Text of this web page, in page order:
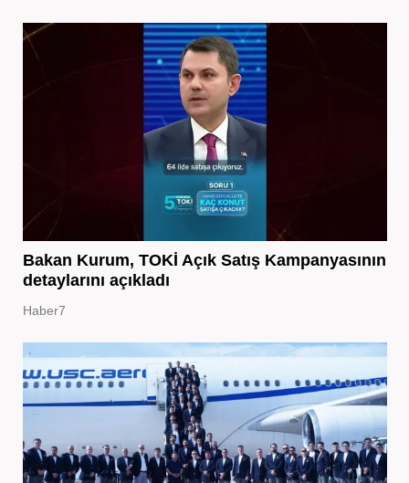
Bakan Kurum, TOKİ Açık Satış Kampanyasının
detaylarını açıkladı
Haber7